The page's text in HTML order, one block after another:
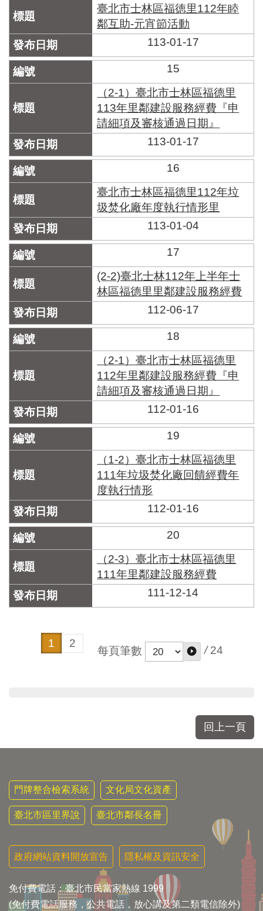
臺北市士林區福徳里112年睦
鄰互助-元宵節活動
113-01-17
15
（2-1）臺北市士林區福德里
113年里鄰建設服務經費『申
請細項及審核通過日期』
113-01-17
16
臺北市士林區福德里112年垃
圾焚化廠年度執行情形里
113-01-04
17
(2-2)臺北士林112年上半年士
林區福德里里鄰建設服務經費
112-06-17
18
（2-1）臺北市士林區福德里
112年里鄰建設服務經費『申
請細項及審核通過日期』
112-01-16
19
（1-2）臺北市士林區福德里
111年垃圾焚化廠回饋經費年
度執行情形
112-01-16
20
（2-3）臺北市士林區福德里
111年里鄰建設服務經費
111-12-14
1 2
每頁筆數 / 24
回上一頁
門牌整合檢索系統 文化局文化資產
臺北市區里界說 臺北市鄰長名冊
政府網站資料開放宣告 隱私權及資訊安全
免付費電話：臺北市民當家熱線 1999
(免付費電話服務，公共電話，放心講及第二類電信除外)